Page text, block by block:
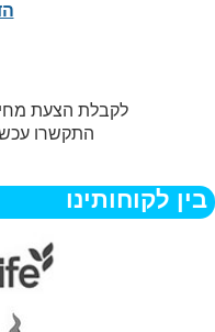
לקבלת הצעת
התקשרו
בין לקוחותינו